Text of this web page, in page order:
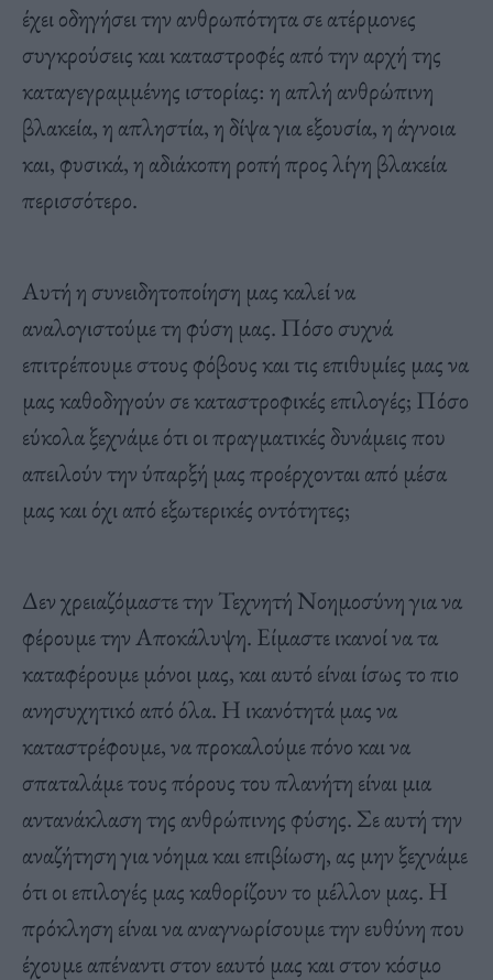
έχει οδηγήσει την ανθρωπότητα σε ατέρμονες
συγκρούσεις και καταστροφές από την αρχή της
καταγεγραμμένης ιστορίας: η απλή ανθρώπινη
βλακεία, η απληστία, η δίψα για εξουσία, η άγνοια
και, φυσικά, η αδιάκοπη ροπή προς λίγη βλακεία
περισσότερο.
Αυτή η συνειδητοποίηση μας καλεί να
αναλογιστούμε τη φύση μας. Πόσο συχνά
επιτρέπουμε στους φόβους και τις επιθυμίες μας να
μας καθοδηγούν σε καταστροφικές επιλογές; Πόσο
εύκολα ξεχνάμε ότι οι πραγματικές δυνάμεις που
απειλούν την ύπαρξή μας προέρχονται από μέσα
μας και όχι από εξωτερικές οντότητες;
Δεν χρειαζόμαστε την Τεχνητή Νοημοσύνη για να
φέρουμε την Αποκάλυψη. Είμαστε ικανοί να τα
καταφέρουμε μόνοι μας, και αυτό είναι ίσως το πιο
ανησυχητικό από όλα. Η ικανότητά μας να
καταστρέφουμε, να προκαλούμε πόνο και να
σπαταλάμε τους πόρους του πλανήτη είναι μια
αντανάκλαση της ανθρώπινης φύσης. Σε αυτή την
αναζήτηση για νόημα και επιβίωση, ας μην ξεχνάμε
ότι οι επιλογές μας καθορίζουν το μέλλον μας. Η
πρόκληση είναι να αναγνωρίσουμε την ευθύνη που
έχουμε απέναντι στον εαυτό μας και στον κόσμο